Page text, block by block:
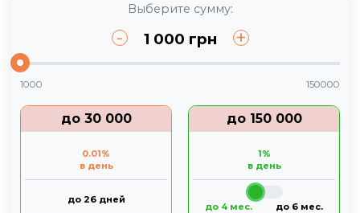
Выберите сумму:
- 1 000 грн +
1000 150000
до 30 000
0.01%
в день
до 26 дней
до 150 000
1%
в день
до 4 мес. до 6 мес.